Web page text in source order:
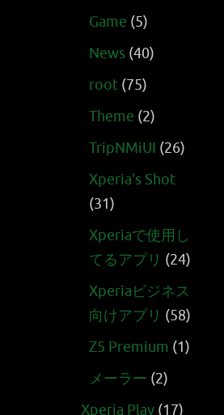
Game (5)
News (40)
root (75)
Theme (2)
TripNMiUI (26)
Xperia's Shot
(31)
Xperiaで使用し
てるアプリ (24)
Xperiaビジネス
向けアプリ (58)
Z5 Premium (1)
メーラー (2)
Xperia Play (17)